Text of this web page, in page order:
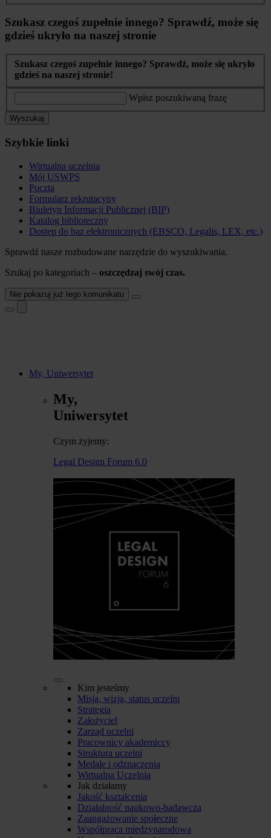
Szukasz czegoś zupełnie innego? Sprawdź, może się
gdzieś ukryło na naszej stronie
Szukasz czegoś zupełnie innego? Sprawdź, może się ukryło
gdzieś na naszej stronie!
Wpisz poszukiwaną frazę
Wyszukaj
Szybkie linki
Wirtualna uczelnia
Mój USWPS
Poczta
Formularz rekrutacyny
Biuletyn Informacji Publicznej (BIP)
Katalog biblioteczny
Dostęp do baz elektronicznych (EBSCO, Legalis, LEX, etc.)
Sprawdź nasze rozbudowane narzędzie do wyszukiwania.
Szukaj po kategoriach – oszczędzaj swój czas.
Nie pokazuj już tego komunikatu
My, Uniwersytet
My,
Uniwersytet
Czym żyjemy:
Legal Design Forum 6.0
Kim jesteśmy
Misja, wizja, status uczelni
Strategia
Założyciel
Zarząd uczelni
Pracownicy akademiccy
Struktura uczelni
Medale i odznaczenia
Wirtualna Uczelnia
Jak działamy
Jakość kształcenia
Działalność naukowo-badawcza
Zaangażowanie społeczne
Współpraca międzynarodowa